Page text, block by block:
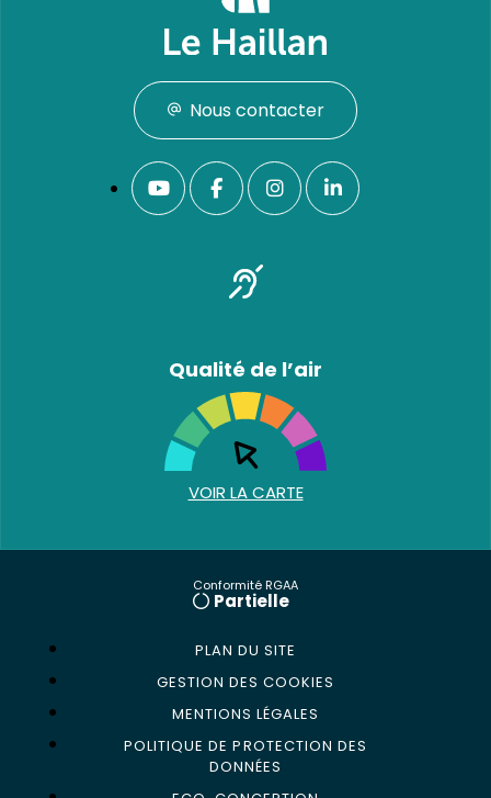
Nous contacter
Qualité de l’air
VOIR LA CARTE
Conformité RGAA
Partielle
PLAN DU SITE
GESTION DES COOKIES
MENTIONS LÉGALES
POLITIQUE DE PROTECTION DES
DONNÉES